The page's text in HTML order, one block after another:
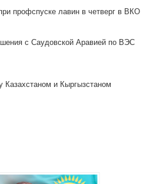
профспуске лавин в четверг в ВКО
с Саудовской Аравией по ВЭС
Казахстаном и Кыргызстаном